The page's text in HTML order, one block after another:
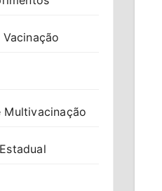
Multivacinação